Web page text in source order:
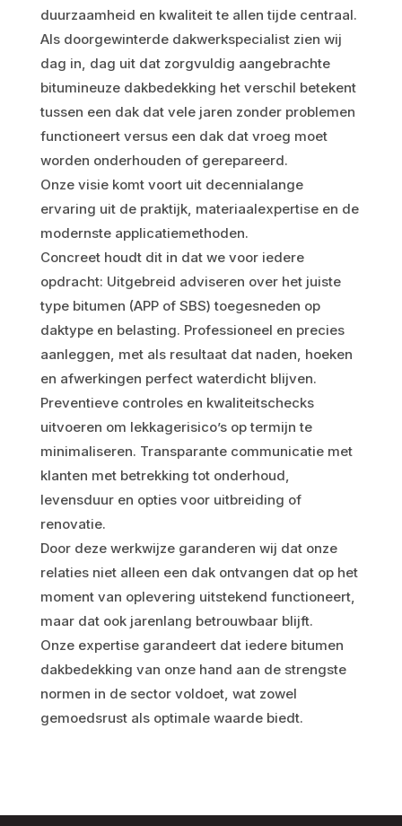
duurzaamheid en kwaliteit te allen tijde centraal.
Als doorgewinterde dakwerkspecialist zien wij
dag in, dag uit dat zorgvuldig aangebrachte
bitumineuze dakbedekking het verschil betekent
tussen een dak dat vele jaren zonder problemen
functioneert versus een dak dat vroeg moet
worden onderhouden of gerepareerd.
Onze visie komt voort uit decennialange
ervaring uit de praktijk, materiaalexpertise en de
modernste applicatiemethoden.
Concreet houdt dit in dat we voor iedere
opdracht: Uitgebreid adviseren over het juiste
type bitumen (APP of SBS) toegesneden op
daktype en belasting. Professioneel en precies
aanleggen, met als resultaat dat naden, hoeken
en afwerkingen perfect waterdicht blijven.
Preventieve controles en kwaliteitschecks
uitvoeren om lekkagerisico’s op termijn te
minimaliseren. Transparante communicatie met
klanten met betrekking tot onderhoud,
levensduur en opties voor uitbreiding of
renovatie.
Door deze werkwijze garanderen wij dat onze
relaties niet alleen een dak ontvangen dat op het
moment van oplevering uitstekend functioneert,
maar dat ook jarenlang betrouwbaar blijft.
Onze expertise garandeert dat iedere bitumen
dakbedekking van onze hand aan de strengste
normen in de sector voldoet, wat zowel
gemoedsrust als optimale waarde biedt.